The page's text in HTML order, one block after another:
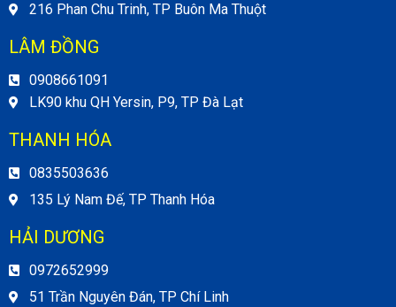
216 Phan Chu Trinh, TP Buôn Ma Thuột
LÂM ĐỒNG
0908661091
LK90 khu QH Yersin, P9, TP Đà Lạt
THANH HÓA
0835503636
135 Lý Nam Đế, TP Thanh Hóa
HẢI DƯƠNG
0972652999
51 Trần Nguyên Đán, TP Chí Linh